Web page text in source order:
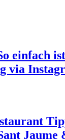
einfach
via
Jaume